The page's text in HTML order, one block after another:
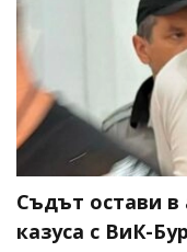
Съдът остави в
казуса с ВиК-